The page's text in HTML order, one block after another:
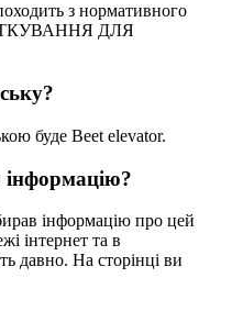
з нормативного
ДЛЯ
буде Beet elevator.
інформацію про цей
інтернет та в
давно. На сторінці ви